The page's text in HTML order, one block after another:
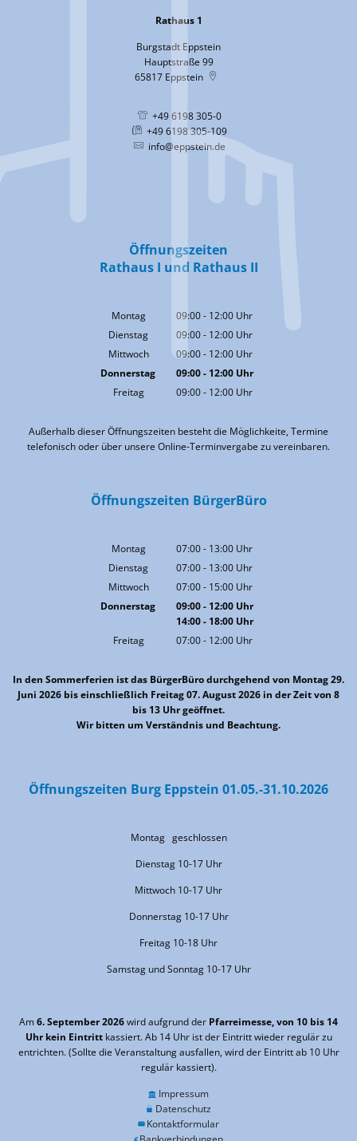
Rathaus 1
Burgstadt Eppstein
Hauptstraße 99
65817 Eppstein
+49 6198 305-0
+49 6198 305-109
info@eppstein.de
Öffnungszeiten
Rathaus I und Rathaus II
Montag 09:00- 12:00 Uhr
Von 09:00 bis 12:00 Uhr
Dienstag 09:00- 12:00 Uhr
Von 09:00 bis 12:00 Uhr
Mittwoch 09:00- 12:00 Uhr
Von 09:00 bis 12:00 Uhr
Donnerstag 09:00- 12:00Uhr
Von 09:00 bis 12:00 Uhr
Freitag 09:00- 12:00 Uhr
Außerhalb dieser Öffnungszeiten besteht die Möglichkeite, Termine
telefonisch oder über unsere Online-Terminvergabe zu vereinbaren.
Öffnungszeiten BürgerBüro
Montag 07:00- 13:00 Uhr
Von 07:00 bis 13:00 Uhr
Dienstag 07:00- 13:00 Uhr
Von 07:00 bis 13:00 Uhr
Mittwoch 07:00- 15:00 Uhr
Von 07:00 bis 15:00 Uhr
Donnerstag 09:00- 12:00Uhr
Von 09:00 bis 12:00 Uhr
14:00- 18:00Uhr
Von 14:00 bis 18:00 Uhr
Freitag 07:00- 12:00 Uhr
In den Sommerferien ist das BürgerBüro durchgehend von Montag 29.
Juni 2026 bis einschließlich Freitag 07. August 2026 in der Zeit von 8
bis 13 Uhr geöffnet.
Wir bitten um Verständnis und Beachtung.
Öffnungszeiten Burg Eppstein 01.05.-31.10.2026
Montag geschlossen
Dienstag 10-17 Uhr
Mittwoch 10-17 Uhr
Donnerstag 10-17 Uhr
Freitag 10-18 Uhr
Samstag und Sonntag 10-17 Uhr
Am6. September 2026wird aufgrund der Pfarreimesse, von 10 bis 14
Uhr kein Eintrittkassiert. Ab 14 Uhr ist der Eintritt wieder regulär zu
entrichten. (Sollte die Veranstaltung ausfallen, wird der Eintritt ab 10 Uhr
regulär kassiert).
Impressum
Datenschutz
Kontaktformular